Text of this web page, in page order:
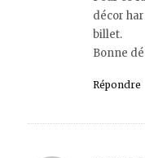
décor
billet.
Bonne
Répondre